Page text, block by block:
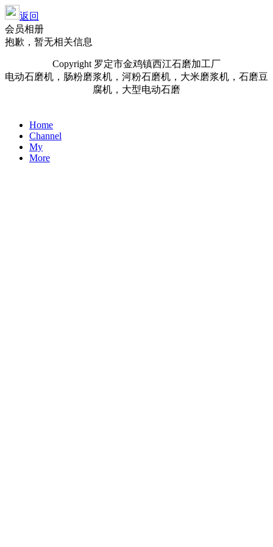
返回
会员相册
抱歉，暂无相关信息
Copyright 罗定市金鸡镇西江石磨加工厂
电动石磨机，肠粉磨浆机，河粉石磨机，大米磨浆机，石磨豆
腐机，大型电动石磨
Home
Channel
My
More